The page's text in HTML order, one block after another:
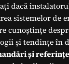
dacă
sistemelor de
cunoștințe
și tendințe în
și referințe